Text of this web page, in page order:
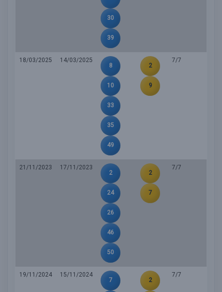
30
39
18/03/2025
14/03/2025
8
10
33
35
49
2
9
7/7
21/11/2023
17/11/2023
2
24
26
46
50
2
7
7/7
19/11/2024
15/11/2024
7
2
7/7